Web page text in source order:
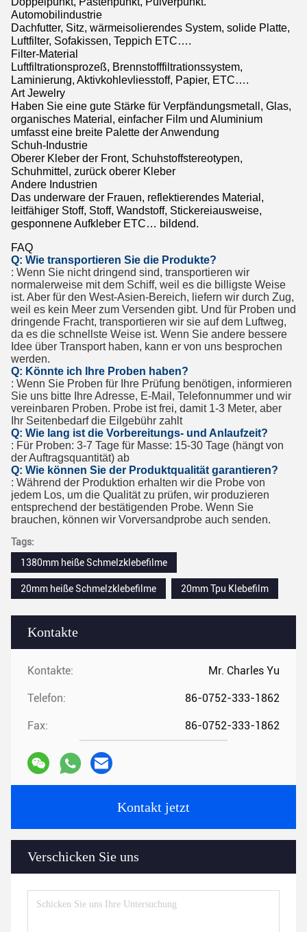
Kontakte
Kontakte: Mr. Charles Yu
Telefon: 86-0752-333-1862
Fax: 86-0752-333-1862
Kontakt jetzt
Verschicken Sie uns
Automobilindustrie
Dachfutter, Sitz, wärmeisolierendes System, solide Platte,
Luftfilter, Sofakissen, Teppich ETC….
Filter-Material
Luftfiltrationsprozeß, Brennstofffiltrationssystem,
Laminierung, Aktivkohlevliesstoff, Papier, ETC….
Art Jewelry
Haben Sie eine gute Stärke für Verpfändungsmetall, Glas,
organisches Material, einfacher Film und Aluminium
umfasst eine breite Palette der Anwendung
Schuh-Industrie
Oberer Kleber der Front, Schuhstoffstereotypen,
Schuhmittel, zurück oberer Kleber
Andere Industrien
Das underware der Frauen, reflektierendes Material,
leitfähiger Stoff, Stoff, Wandstoff, Stickereiausweise,
gesponnene Aufkleber ETC… bildend.
FAQ
Q: Wie transportieren Sie die Produkte?
: Wenn Sie nicht dringend sind, transportieren wir
normalerweise mit dem Schiff, weil es die billigste Weise
ist. Aber für den West-Asien-Bereich, liefern wir durch Zug,
weil es kein Meer zum Versenden gibt. Und für Proben und
dringende Fracht, transportieren wir sie auf dem Luftweg,
da es die schnellste Weise ist. Wenn Sie andere bessere
Idee über Transport haben, kann er von uns besprochen
werden.
Q: Könnte ich Ihre Proben haben?
: Wenn Sie Proben für Ihre Prüfung benötigen, informieren
Sie uns bitte Ihre Adresse, E-Mail, Telefonnummer und wir
vereinbaren Proben. Probe ist frei, damit 1-3 Meter, aber
Ihr Seitenbedarf die Eilgebühr zahlt
Q: Wie lang ist die Vorbereitungs- und Anlaufzeit?
: Für Proben: 3-7 Tage für Masse: 15-30 Tage (hängt von
der Auftragsquantität) ab
Q: Wie können Sie der Produktqualität garantieren?
: Während der Produktion erhalten wir die Probe von
jedem Los, um die Qualität zu prüfen, wir produzieren
entsprechend der bestätigenden Probe. Wenn Sie
brauchen, können wir Vorversandprobe auch senden.
Tags:
1380mm heiße Schmelzklebefilme
20mm heiße Schmelzklebefilme 20mm Tpu Klebefilm